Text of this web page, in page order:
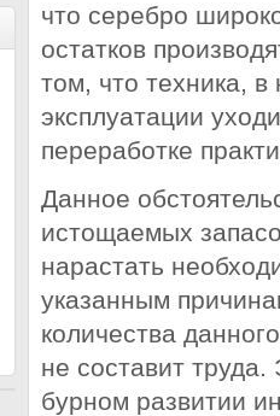
что серебро
остатков
том, что техника,
эксплуатации
переработке
Данное
истощаемых
нарастать
указанным
количества
не составит
бурном развитии